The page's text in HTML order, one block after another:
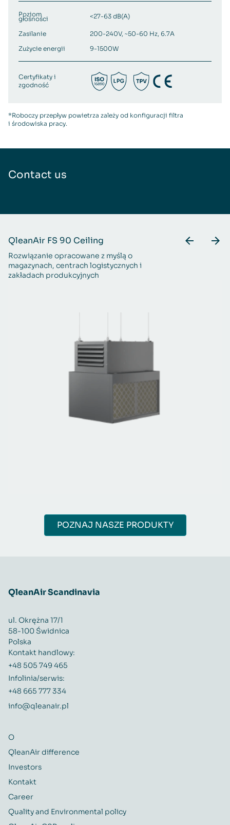
Poziom
głośności <27-63 dB(A)
Zasilanie
200-240V, ~50-60 Hz, 6.7A
Zużycie energii
9-1500W
Certyfikaty i
zgodność
*Roboczy przepływ powietrza zależy od konfiguracji filtra
i środowiska pracy.
Contact us
QleanAir FS 90 Ceiling
Rozwiązanie opracowane z myślą o
magazynach, centrach logistycznych i
zakładach produkcyjnych
POZNAJ NASZE PRODUKTY
QleanAir Scandinavia
ul. Okrężna 17/1
58-100 Świdnica
Polska
Kontakt handlowy:
+48 505 749 465
Infolinia/serwis:
+48 665 777 334
info@qleanair.pl
O
QleanAir difference
Investors
Kontakt
Career
Quality and Environmental policy